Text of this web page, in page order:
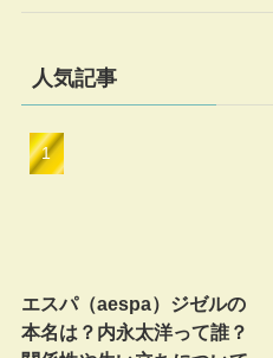
人気記事
エスパ（aespa）ジゼルの
本名は？内永太洋って誰？